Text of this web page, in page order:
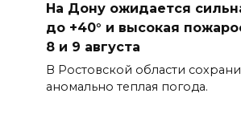
капремонта сетей
07 августа 2026 20:32
Полиция ищет
На Дону ожидается
до +40° и высокая
8 и 9 августа
В Ростовской области
аномально теплая погода.